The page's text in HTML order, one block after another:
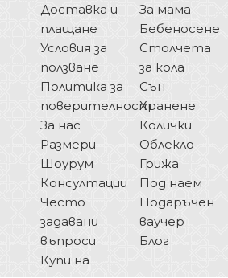
Доставка и
плащане
Условия за
ползване
Политика за
поверителност
За нас
Размери
Шоурум
Консултации
Често
задавани
въпроси
Купи на
За мама
Бебеносене
Столчета
за кола
Сън
Хранене
Колички
Облекло
Грижа
Под наем
Подаръчен
ваучер
Блог